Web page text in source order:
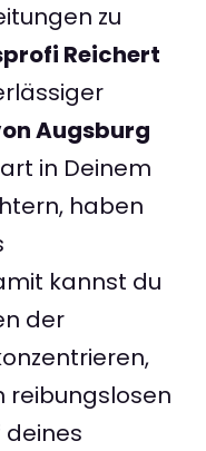
zu
Reichert
Augsburg
in Deinem
haben
kannst du
der
reibungslosen